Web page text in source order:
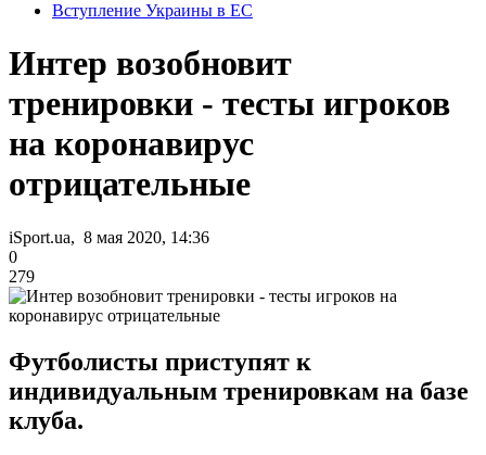
Вступление Украины в ЕС
Интер возобновит
тренировки - тесты игроков
на коронавирус
отрицательные
iSport.ua, 8 мая 2020, 14:36
0
279
Футболисты приступят к
индивидуальным тренировкам на базе
клуба.